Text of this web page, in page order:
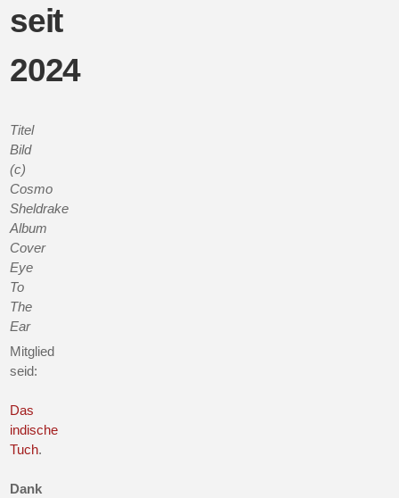
seit
2024
Titel
Bild
(c)
Cosmo
Sheldrake
Album
Cover
Eye
To
The
Ear
Mitglied
seid:
Das
indische
Tuch.
Dank